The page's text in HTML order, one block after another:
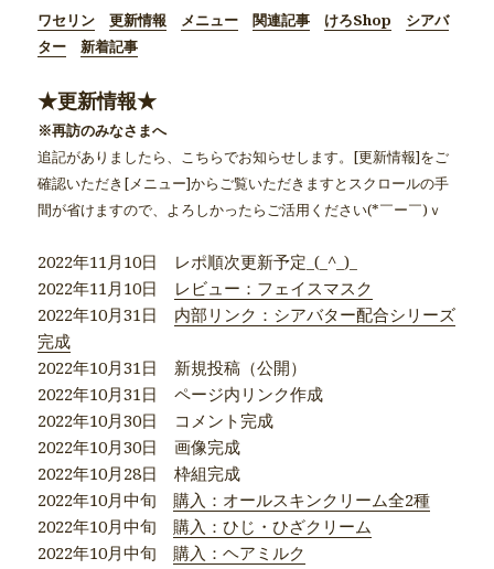
ワセリン 更新情報 メニュー 関連記事 けろShop
シアバ
ター
新着記事
★更新情報★
※再訪のみなさまへ
追記がありましたら、こちらでお知らせします。[更新情報]をご
確認いただき[メニュー]からご覧いただきますとスクロールの手
間が省けますので、よろしかったらご活用ください(*￣ー￣)ｖ
2022年11月10日 レポ順次更新予定_(_^_)_
2022年11月10日 レビュー：フェイスマスク
2022年10月31日 内部リンク：シアバター配合シリーズ
完成
2022年10月31日 新規投稿（公開）
2022年10月31日 ページ内リンク作成
2022年10月30日 コメント完成
2022年10月30日 画像完成
2022年10月28日 枠組完成
2022年10月中旬購入：オールスキンクリーム全2種
2022年10月中旬購入：ひじ・ひざクリーム
2022年10月中旬購入：ヘアミルク